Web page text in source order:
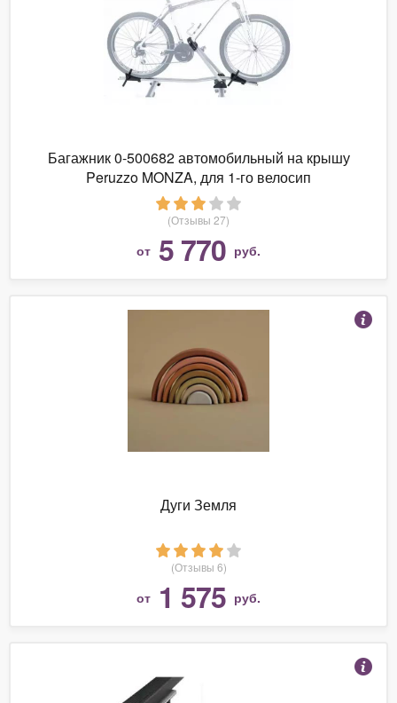
Багажник 0-500682 автомобильный на крышу
Peruzzo MONZA, для 1-го велосип
(Отзывы 27)
от 5 770 руб.
Дуги Земля
(Отзывы 6)
от 1 575 руб.